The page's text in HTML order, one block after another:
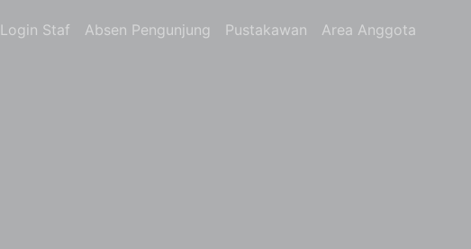
Login Staf Absen Pengunjung Pustakawan Area Anggota